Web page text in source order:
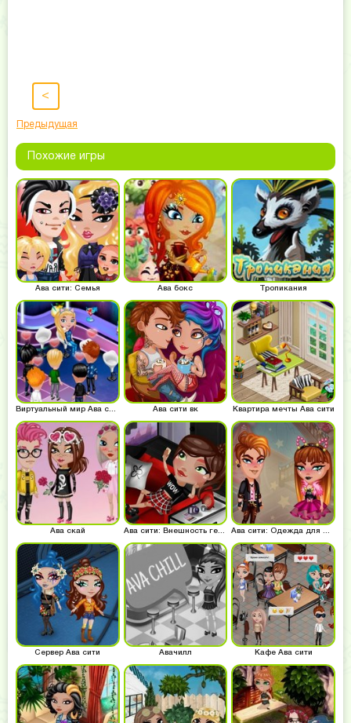
<
Предыдущая
Похожие игры
Ава сити: Семья Ава бокс Тропикания
Виртуальный мир Ава сити Ава сити вк Квартира мечты Ава сити
Ава скай Ава сити: Внешность героя Ава сити: Одежда для фестиваля
Сервер Ава сити Авачилл Кафе Ава сити